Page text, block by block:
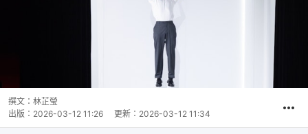
撰文： 林芷瑩
出版： 2026-03-12 11:26 更新： 2026-03-12 11:34